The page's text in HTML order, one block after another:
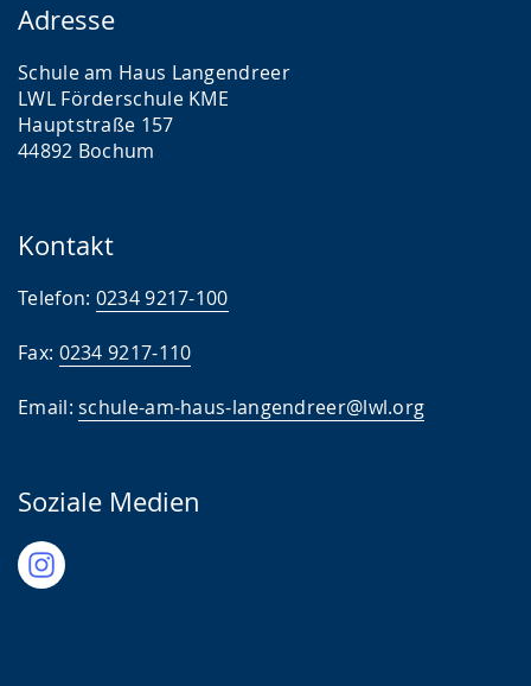
Sportfest
Ferienbetreuung
Adresse
Schule am Haus Langendreer
LWL Förderschule KME
Hauptstraße 157
44892 Bochum
Kontakt
Telefon: 0234 9217-100
Fax: 0234 9217-110
Email:schule-am-haus-langendreer@lwl.org
Soziale Medien